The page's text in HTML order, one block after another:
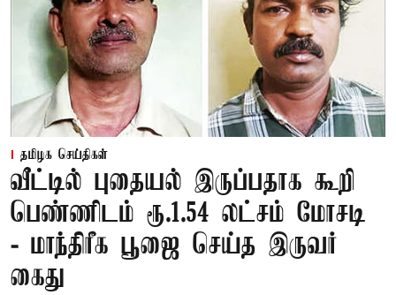
தமிழக செய்திகள்
வீட்டில் புதையல் இருப்பதாக கூறி
பெண்ணிடம் ரூ.1.54 லட்சம் மோசடி
- மாந்திரீக பூஜை செய்த இருவர்
கைது